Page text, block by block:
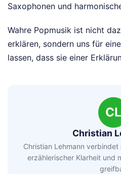
Saxophonen und
Wahre Popmusik ist nicht
erklären, sondern uns für
lassen, dass sie einer
CL
Christian
Christian Lehmann
erzählerischer Klarheit und